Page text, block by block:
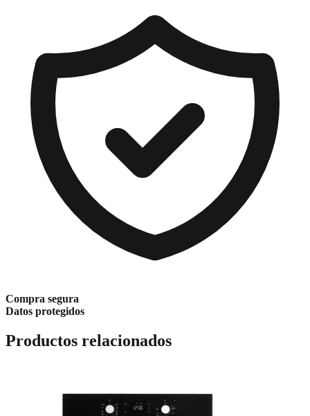
Compra segura
Datos protegidos
Productos relacionados